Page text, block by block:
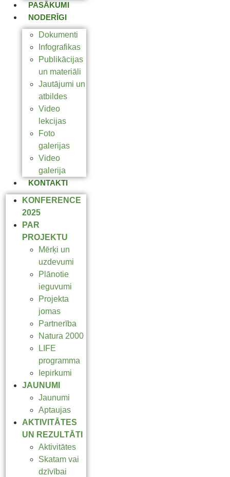
PASĀKUMI
NODERĪGI
Dokumenti
Infografikas
Publikācijas
un materiāli
Jautājumi un
atbildes
Video
lekcijas
Foto
galerijas
Video
galerija
KONTAKTI
KONFERENCE
2025
PAR
PROJEKTU
Mērķi un
uzdevumi
Plānotie
ieguvumi
Projekta
jomas
Partnerība
Natura 2000
LIFE
programma
Iepirkumi
JAUNUMI
Jaunumi
Aptaujas
AKTIVITĀTES
UN REZULTĀTI
Aktivitātes
Skatam vai
dzīvībai